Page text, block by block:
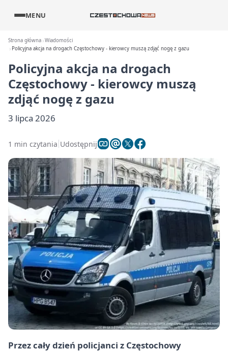
MENU
Strona główna Wiadomości
Policyjna akcja na drogach Częstochowy - kierowcy muszą zdjąć nogę z gazu
Policyjna akcja na drogach
Częstochowy - kierowcy muszą
zdjąć nogę z gazu
3 lipca 2026
1 min czytania Udostępnij
Przez cały dzień policjanci z Częstochowy